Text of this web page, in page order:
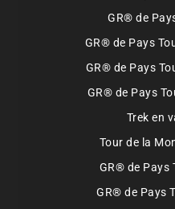
GR® de
GR® de Pays
GR® de Pays
GR® de Pays
Trek en
Tour de la
GR® de Pays
GR® de Pays